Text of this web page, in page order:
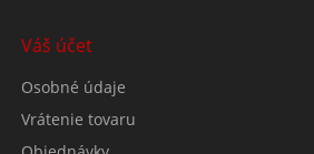
Váš účet
Osobné údaje
Vrátenie tovaru